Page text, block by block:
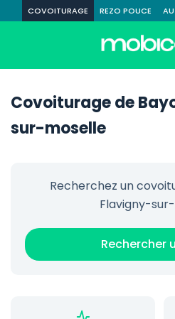
COVOITURAGE REZO POUCE
Covoiturage de
sur-moselle
Recherchez un
Flavigny-
Rechercher